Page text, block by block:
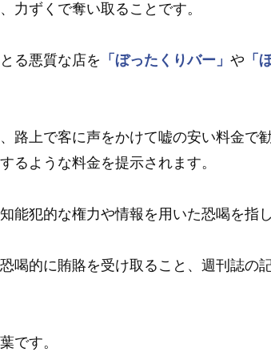
力ずくで奪い取ることです。
る悪質な店を 「ぼったくりバー」 や 「
路上で客に声をかけて嘘の安い料金で
るような料金を提示されます。
能犯的な権力や情報を用いた恐喝を指し
喝的に賄賂を受け取ること、週刊誌の
です。